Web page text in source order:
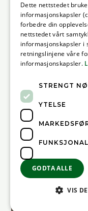
Dette nettstedet
informasjonskapsler
forbedre din
nettstedet vårt
informasjonskapsler i
retningslinjene våre
informasjonskapsler.
STRENGT
YTELSE
GODTA ALLE
VIS